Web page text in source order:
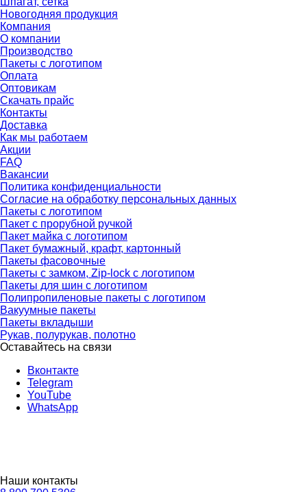
Новогодняя продукция
Компания
О компании
Производство
Пакеты с логотипом
Оплата
Оптовикам
Скачать прайс
Контакты
Доставка
Как мы работаем
Акции
FAQ
Вакансии
Политика конфиденциальности
Согласие на обработку персональных данных
Пакеты с логотипом
Пакет с прорубной ручкой
Пакет майка с логотипом
Пакет бумажный, крафт, картонный
Пакеты фасовочные
Пакеты с замком, Zip-lock с логотипом
Пакеты для шин с логотипом
Полипропиленовые пакеты с логотипом
Вакуумные пакеты
Пакеты вкладыши
Рукав, полурукав, полотно
Оставайтесь на связи
Вконтакте
Telegram
YouTube
WhatsApp
Наши контакты